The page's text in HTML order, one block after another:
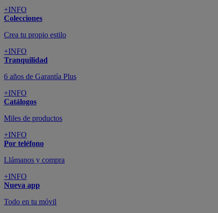
+INFO
Colecciones
Crea tu propio estilo
+INFO
Tranquilidad
6 años de Garantía Plus
+INFO
Catálogos
Miles de productos
+INFO
Por teléfono
Llámanos y compra
+INFO
Nueva app
Todo en tu móvil